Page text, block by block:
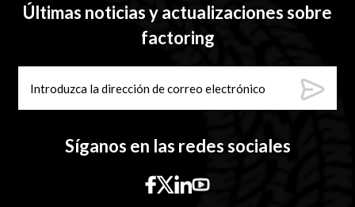
Últimas noticias y actualizaciones sobre
factoring
Síganos en las redes sociales